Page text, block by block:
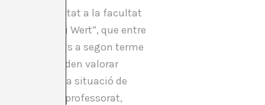
d’Universitat a la facultat
la “llei Wert”, que entre
cooficials a segon terme
no es poden valorar
que deixen la situació de
. El professorat,